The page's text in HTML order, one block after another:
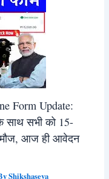
Form Update:
साथ सभी को 15-
मौज, आज ही आवेदन
Shikshaseva